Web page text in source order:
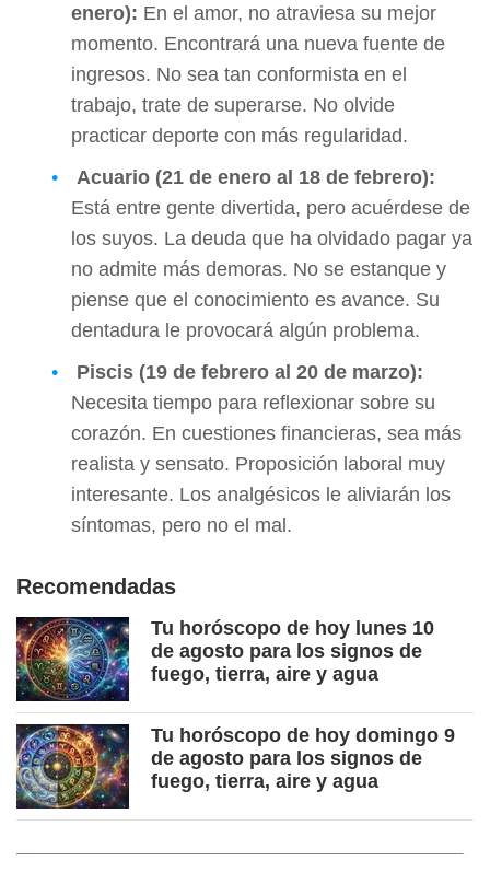
enero): En el amor, no atraviesa su mejor
momento. Encontrará una nueva fuente de
ingresos. No sea tan conformista en el
trabajo, trate de superarse. No olvide
practicar deporte con más regularidad.
Acuario (21 de enero al 18 de febrero):
Está entre gente divertida, pero acuérdese de
los suyos. La deuda que ha olvidado pagar ya
no admite más demoras. No se estanque y
piense que el conocimiento es avance. Su
dentadura le provocará algún problema.
Piscis (19 de febrero al 20 de marzo):
Necesita tiempo para reflexionar sobre su
corazón. En cuestiones financieras, sea más
realista y sensato. Proposición laboral muy
interesante. Los analgésicos le aliviarán los
síntomas, pero no el mal.
Recomendadas
Tu horóscopo de hoy lunes 10
de agosto para los signos de
fuego, tierra, aire y agua
Tu horóscopo de hoy domingo 9
de agosto para los signos de
fuego, tierra, aire y agua